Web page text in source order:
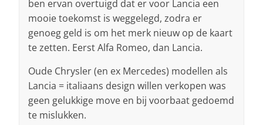
ben ervan overtuigd dat er voor Lancia een
mooie toekomst is weggelegd, zodra er
genoeg geld is om het merk nieuw op de kaart
te zetten. Eerst Alfa Romeo, dan Lancia.
Oude Chrysler (en ex Mercedes) modellen als
Lancia = italiaans design willen verkopen was
geen gelukkige move en bij voorbaat gedoemd
te mislukken.